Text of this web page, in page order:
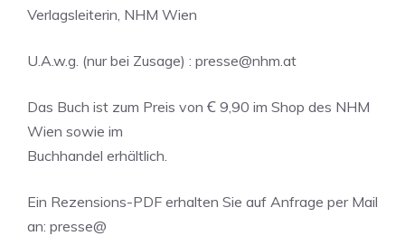
Verlagsleiterin, NHM Wien
U.A.w.g. (nur bei Zusage) : presse@nhm.at
Das Buch ist zum Preis von Ꞓ 9,90 im Shop des NHM
Wien sowie im
Buchhandel erhältlich.
Ein Rezensions-PDF erhalten Sie auf Anfrage per Mail
an: presse@